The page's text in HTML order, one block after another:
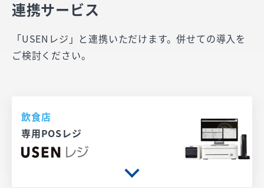
連携サービス
「USENレジ」と連携いただけます。併せての導入を
ご検討ください。
飲食店
専用POSレジ